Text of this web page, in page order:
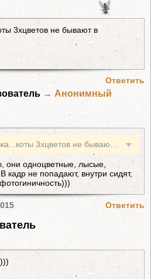
3хцветов не бывают в
Ответить
→ Анонимный
они одноцветные, лысые,
кадр не попадают, внутри сидят,
Ответить